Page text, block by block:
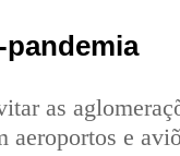
as
aeroportos e